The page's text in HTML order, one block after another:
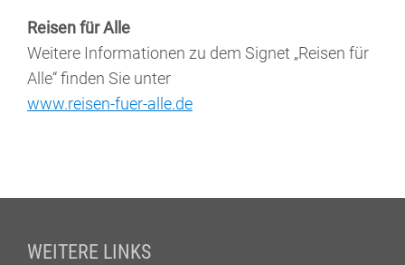
Reisen für Alle
Weitere Informationen zu dem Signet „Reisen für
Alle“ finden Sie unter
www.reisen-fuer-alle.de
WEITERE LINKS